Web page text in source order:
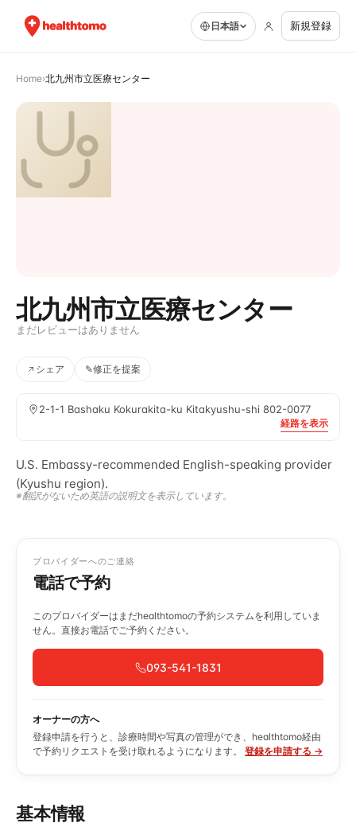
日本語 新規登録
Home›北九州市立医療センター
北九州市立医療センター
まだレビューはありません
シェア ✎修正を提案
2-1-1 Bashaku Kokurakita-ku Kitakyushu-shi 802-0077
経路を表示
U.S. Embassy-recommended English-speaking provider
(Kyushu region).
※翻訳がないため英語の説明文を表示しています。
プロバイダーへのご連絡
電話で予約
このプロバイダーはまだhealthtomoの予約システムを利用していま
せん。直接お電話でご予約ください。
093-541-1831
オーナーの方へ
登録申請を行うと、診療時間や写真の管理ができ、healthtomo経由
で予約リクエストを受け取れるようになります。
登録を申請する →
基本情報